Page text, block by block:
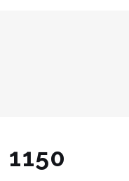
1150